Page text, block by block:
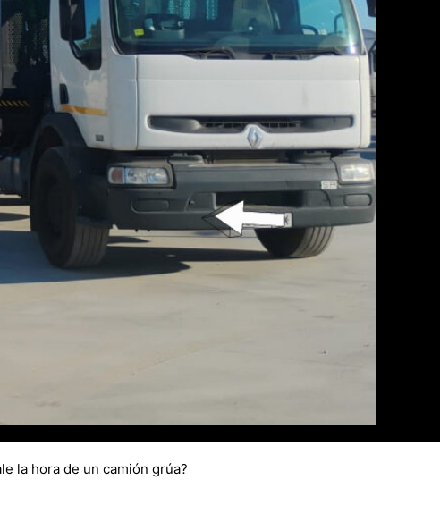
la hora de un camión grúa?